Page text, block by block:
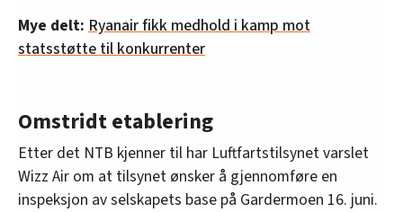
Mye delt: Ryanair fikk medhold i kamp mot
statsstøtte til konkurrenter
Omstridt etablering
Etter det NTB kjenner til har Luftfartstilsynet varslet
Wizz Air om at tilsynet ønsker å gjennomføre en
inspeksjon av selskapets base på Gardermoen 16. juni.